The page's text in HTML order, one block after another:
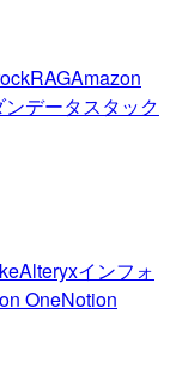
RAGAmazon
ンデータスタック
Alteryxインフォ
OneNotion